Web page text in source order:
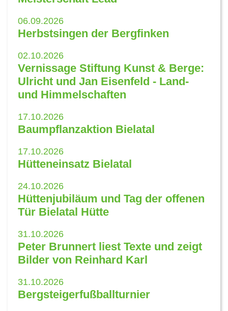
06.09.2026
Herbstsingen der Bergfinken
02.10.2026
Vernissage Stiftung Kunst & Berge:
Ulricht und Jan Eisenfeld - Land-
und Himmelschaften
17.10.2026
Baumpflanzaktion Bielatal
17.10.2026
Hütteneinsatz Bielatal
24.10.2026
Hüttenjubiläum und Tag der offenen
Tür Bielatal Hütte
31.10.2026
Peter Brunnert liest Texte und zeigt
Bilder von Reinhard Karl
31.10.2026
Bergsteigerfußballturnier